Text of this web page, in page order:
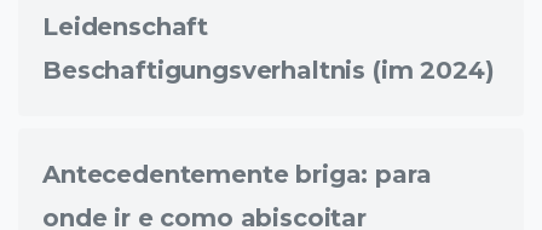
Leidenschaft
Beschaftigungsverhaltnis (im 2024)
Antecedentemente briga: para
onde ir e como abiscoitar